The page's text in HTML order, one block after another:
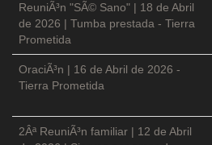
ReuniÃ³n "SÃ© Sano" | 18 de Abril
de 2026 | Tumba prestada - Tierra
Prometida
OraciÃ³n | 16 de Abril de 2026 -
Tierra Prometida
2Âª ReuniÃ³n familiar | 12 de Abril